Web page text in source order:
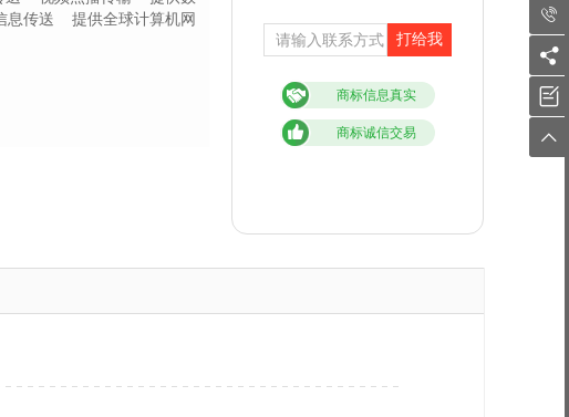
息传送
提供全球计算机网
打给我
商标信息真实
商标诚信交易



